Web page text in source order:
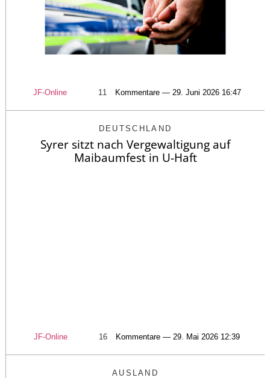
JF-Online 11 Kommentare — 29. Juni 2026 16:47
DEUTSCHLAND
Syrer sitzt nach Vergewaltigung auf
Maibaumfest in U-Haft
JF-Online 16 Kommentare — 29. Mai 2026 12:39
AUSLAND